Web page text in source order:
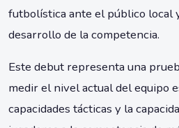
futbolística ante el público local
desarrollo de la competencia.
Este debut representa una
medir el nivel actual del equipo
capacidades tácticas y la